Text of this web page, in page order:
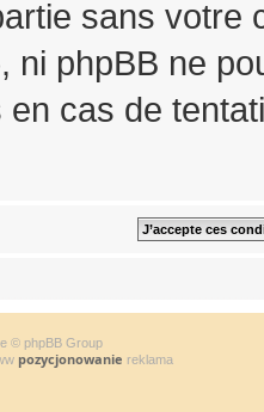
sans votre
ni phpBB ne
en cas de
© phpBB Group
pozycjonowanie reklama